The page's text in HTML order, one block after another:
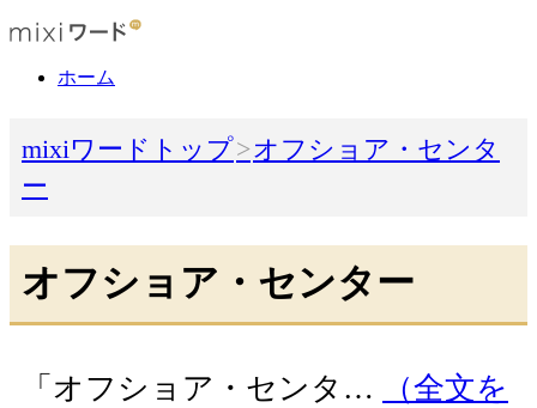
ホーム
mixiワードトップ
オフショア・センタ
ー
オフショア・センター
「オフショア・センタ…
（全文を